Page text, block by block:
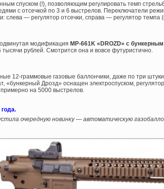
спуском (!), позволяющим регулировать темп
с отсечкой по 3 и 6 выстрелов. Переключатели
слева — регулятор отсечки, справа — регулятор темпа
модификация MP-661K «DROZD» с
рублей. Смотрится она и вовсе футуристично.
12-граммовые газовые баллончики, даже по три
«бункерный Дрозд» оснащен электроспуском,
на 5000 выстрелов.
очередную новинку — автоматическую